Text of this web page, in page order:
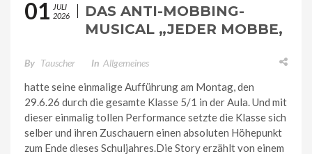
01 JULI
2026
DAS ANTI-MOBBING-
MUSICAL „JEDER MOBBE,
NICHT SEINEN
NEBENMANN“
By Tauscher In Allgemeines
hatte seine einmalige Aufführung am Montag, den
29.6.26 durch die gesamte Klasse 5/1 in der Aula. Und mit
dieser einmalig tollen Performance setzte die Klasse sich
selber und ihren Zuschauern einen absoluten Höhepunkt
zum Ende dieses Schuljahres.Die Story erzählt von einem